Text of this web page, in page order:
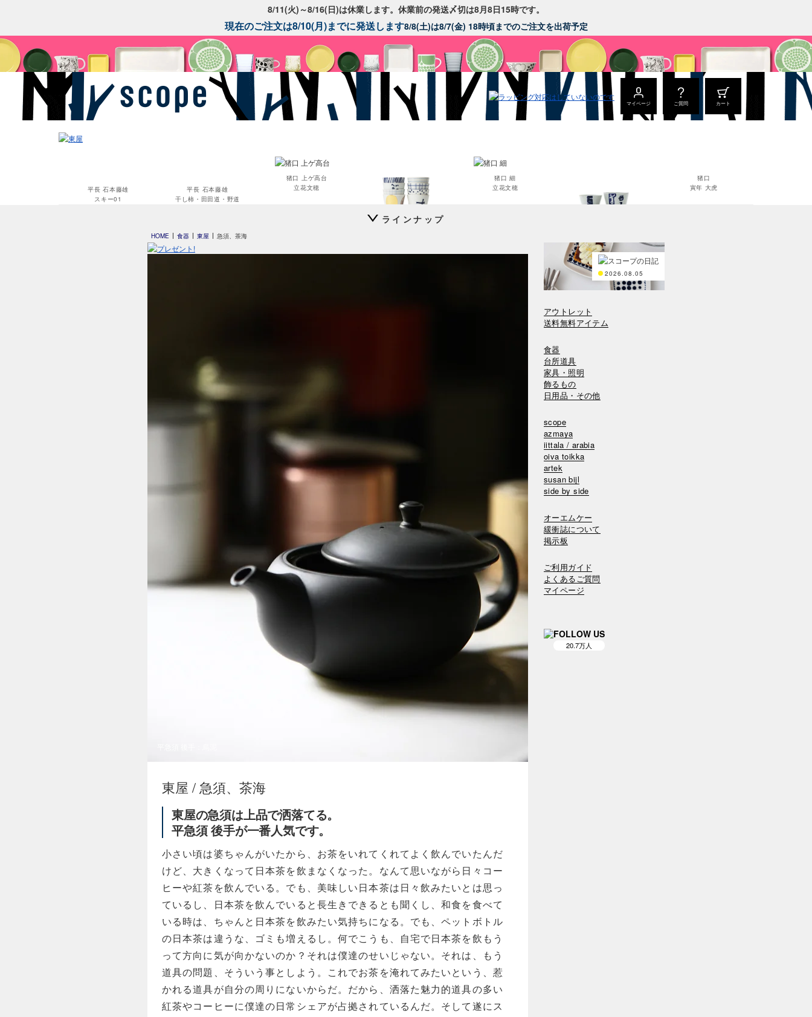
8/11(火)～8/16(日)は休業します。休業前の発送〆切は8月8日15時です。
現在のご注文は8/10(月)までに発送します8/8(土)は8/7(金) 18時頃までのご注文を出荷予定
マイページ ご質問 カート
平長 石本藤雄
スキー01
平長 石本藤雄
干し柿・田田道・野道
猪口 上ゲ高台
立花文穂
猪口 細
立花文穂
猪口
寅年 大虎
ラインナップ
HOME 食器 東屋 急須、茶海
東屋 / 急須、茶海
東屋の急須は上品で洒落てる。
平急須 後手が一番人気です。
小さい頃は婆ちゃんがいたから、お茶をいれてくれてよく飲んでいたんだ
けど、大きくなって日本茶を飲まなくなった。なんて思いながら日々コー
ヒーや紅茶を飲んでいる。でも、美味しい日本茶は日々飲みたいとは思っ
ているし、日本茶を飲んでいると長生きできるとも聞くし、和食を食べて
いる時は、ちゃんと日本茶を飲みたい気持ちになる。でも、ペットボトル
の日本茶は違うな、ゴミも増えるし。何でこうも、自宅で日本茶を飲もう
って方向に気が向かないのか？それは僕達のせいじゃない。それは、もう
道具の問題、そういう事としよう。これでお茶を淹れてみたいという、惹
かれる道具が自分の周りにないからだ。だから、洒落た魅力的道具の多い
紅茶やコーヒーに僕達の日常シェアが占拠されているんだ。そして遂にス
2026.08.05
アウトレット
送料無料アイテム
食器
台所道具
家具・照明
飾るもの
日用品・その他
scope
azmaya
iittala / arabia
oiva toikka
artek
susan bijl
side by side
オーエムケー
緩衝誌について
掲示板
ご利用ガイド
よくあるご質問
マイページ
FOLLOW US